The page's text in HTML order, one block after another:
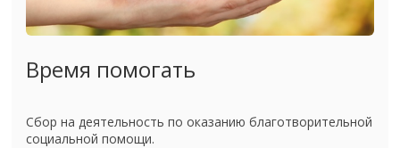
Время помогать
Сбор на деятельность по оказанию благотворительной
социальной помощи.